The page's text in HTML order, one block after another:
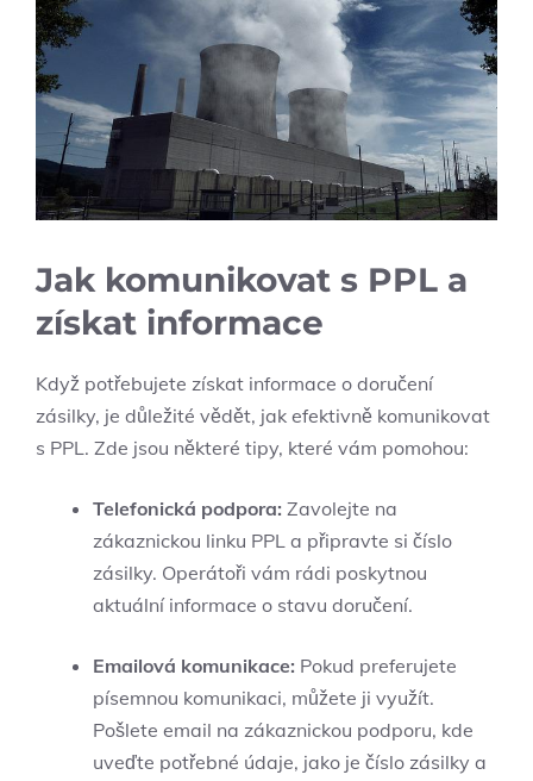
Jak komunikovat s PPL a
získat informace
Když potřebujete získat informace o doručení
zásilky, je důležité vědět, jak efektivně komunikovat
s PPL. Zde jsou některé tipy, které vám pomohou:
Telefonická podpora: Zavolejte na
zákaznickou linku PPL a připravte si číslo
zásilky. Operátoři vám rádi poskytnou
aktuální informace o stavu doručení.
Emailová komunikace: Pokud preferujete
písemnou komunikaci, můžete ji využít.
Pošlete email na zákaznickou podporu, kde
uveďte potřebné údaje, jako je číslo zásilky a